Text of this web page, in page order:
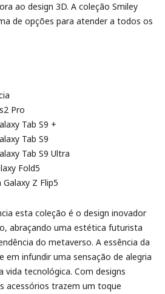
ao design 3D. A coleção Smiley
de opções para atender a todos os
Pro
Tab S9 +
Tab S9
Tab S9 Ultra
Fold5
Z Flip5
esta coleção é o design inovador
abraçando uma estética futurista
do metaverso. A essência da
em infundir uma sensação de alegria
vida tecnológica. Com designs
acessórios trazem um toque